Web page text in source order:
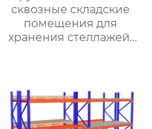
сквозные складские
помещения для
хранения стеллажей,
и въезжают на
оптовый склад
стеллажей